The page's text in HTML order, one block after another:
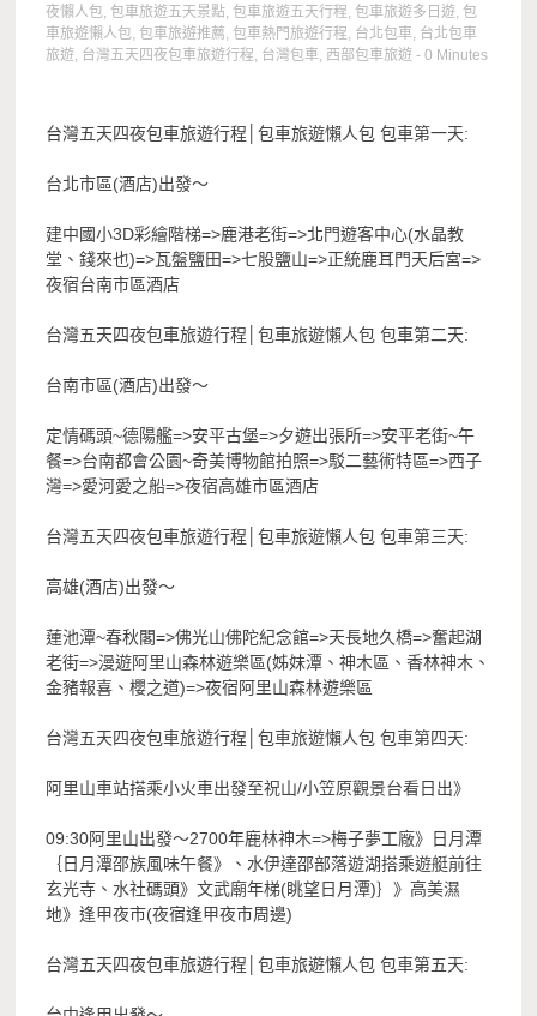
夜懶人包,包車旅遊五天景點,包車旅遊五天行程,包車旅遊多日遊,包
車旅遊懶人包,包車旅遊推薦,包車熱門旅遊行程, 台北包車, 台北包車
旅遊, 台灣五天四夜包車旅遊行程, 台灣包車, 西部包車旅遊 - 0 Minutes
台灣五天四夜包車旅遊行程│包車旅遊懶人包 包車第一天:
台北市區(酒店)出發～
建中國小3D彩繪階梯=>鹿港老街=>北門遊客中心(水晶教
堂、錢來也)=>瓦盤鹽田=>七股鹽山=>正統鹿耳門天后宮=>
夜宿台南市區酒店
台灣五天四夜包車旅遊行程│包車旅遊懶人包 包車第二天:
台南市區(酒店)出發～
定情碼頭~德陽艦=>安平古堡=>夕遊出張所=>安平老街~午
餐=>台南都會公園~奇美博物館拍照=>駁二藝術特區=>西子
灣=>愛河愛之船=>夜宿高雄市區酒店
台灣五天四夜包車旅遊行程│包車旅遊懶人包 包車第三天:
高雄(酒店)出發～
蓮池潭~春秋閣=>佛光山佛陀紀念館=>天長地久橋=>奮起湖
老街=>漫遊阿里山森林遊樂區(姊妹潭、神木區、香林神木、
金豬報喜、櫻之道)=>夜宿阿里山森林遊樂區
台灣五天四夜包車旅遊行程│包車旅遊懶人包 包車第四天:
阿里山車站搭乘小火車出發至祝山/小笠原觀景台看日出》
09:30阿里山出發～2700年鹿林神木=>梅子夢工廠》日月潭
｛日月潭邵族風味午餐》、水伊達邵部落遊湖搭乘遊艇前往
玄光寺、水社碼頭》文武廟年梯(眺望日月潭)｝》高美濕
地》逢甲夜市(夜宿逢甲夜市周邊)
台灣五天四夜包車旅遊行程│包車旅遊懶人包 包車第五天: